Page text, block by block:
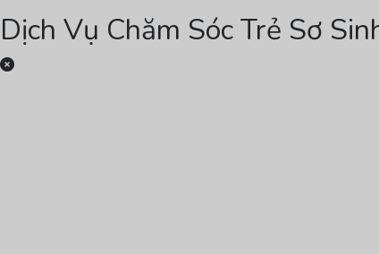
Dịch Vụ Chăm Sóc Trẻ Sơ